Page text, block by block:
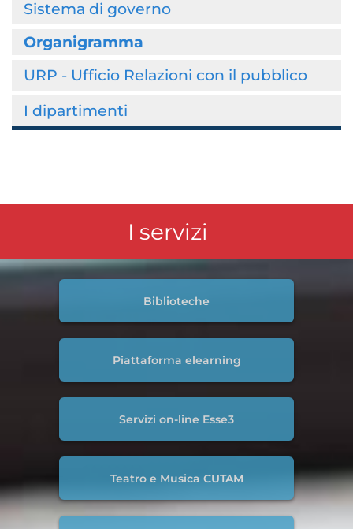
Sistema di governo
Organigramma
URP - Ufficio Relazioni con il pubblico
I dipartimenti
I servizi
Biblioteche
Piattaforma elearning
Servizi on-line Esse3
Teatro e Musica CUTAM